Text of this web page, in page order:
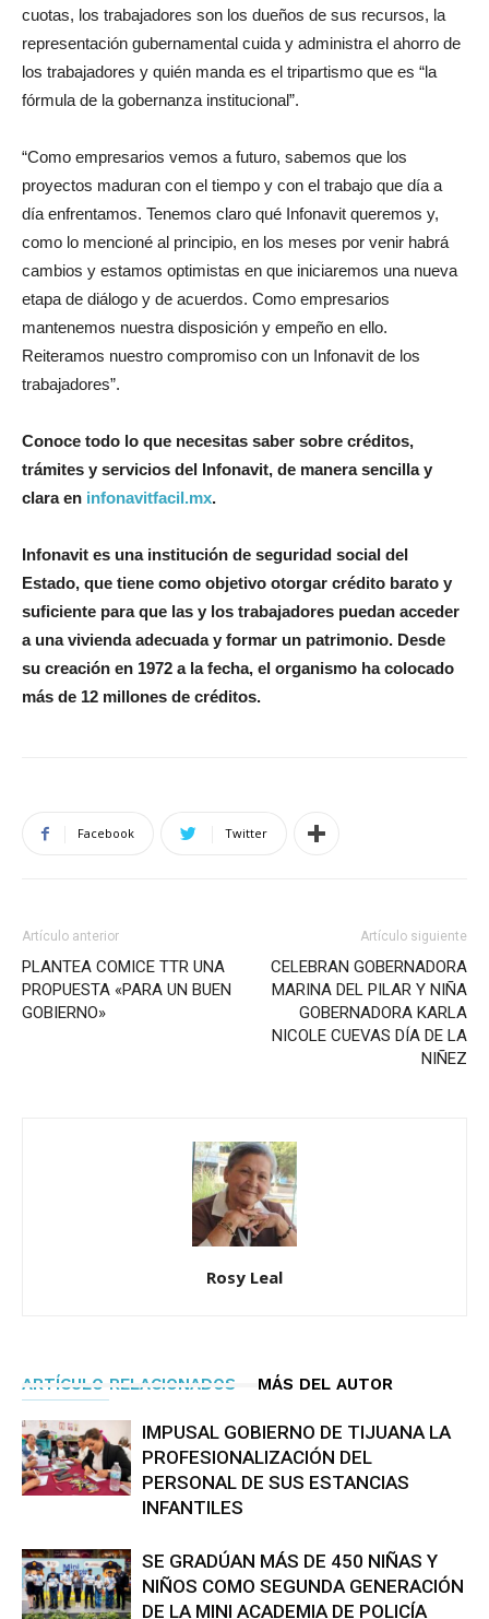
cuotas, los trabajadores son los dueños de sus recursos, la
representación gubernamental cuida y administra el ahorro de
los trabajadores y quién manda es el tripartismo que es “la
fórmula de la gobernanza institucional”.
“Como empresarios vemos a futuro, sabemos que los
proyectos maduran con el tiempo y con el trabajo que día a
día enfrentamos. Tenemos claro qué Infonavit queremos y,
como lo mencioné al principio, en los meses por venir habrá
cambios y estamos optimistas en que iniciaremos una nueva
etapa de diálogo y de acuerdos. Como empresarios
mantenemos nuestra disposición y empeño en ello.
Reiteramos nuestro compromiso con un Infonavit de los
trabajadores”.
Conoce todo lo que necesitas saber sobre créditos,
trámites y servicios del Infonavit, de manera sencilla y
clara en infonavitfacil.mx.
Infonavit es una institución de seguridad social del
Estado, que tiene como objetivo otorgar crédito barato y
suficiente para que las y los trabajadores puedan acceder
a una vivienda adecuada y formar un patrimonio. Desde
su creación en 1972 a la fecha, el organismo ha colocado
más de 12 millones de créditos.
Facebook Twitter
Artículo anterior
PLANTEA COMICE TTR UNA
PROPUESTA «PARA UN BUEN
GOBIERNO»
Artículo siguiente
CELEBRAN GOBERNADORA
MARINA DEL PILAR Y NIÑA
GOBERNADORA KARLA
NICOLE CUEVAS DÍA DE LA
NIÑEZ
Rosy Leal
ARTÍCULO RELACIONADOS MÁS DEL AUTOR
IMPUSAL GOBIERNO DE TIJUANA LA
PROFESIONALIZACIÓN DEL
PERSONAL DE SUS ESTANCIAS
INFANTILES
SE GRADÚAN MÁS DE 450 NIÑAS Y
NIÑOS COMO SEGUNDA GENERACIÓN
DE LA MINI ACADEMIA DE POLICÍA